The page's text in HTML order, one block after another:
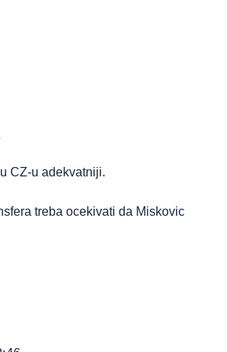
CZ-u adekvatniji.
treba ocekivati da Miskovic